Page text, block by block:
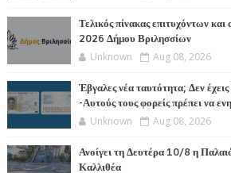
Τελικός πίνακας επιτυχόντων
2026 Δήμου Βριλησσίων
Unknown Aug 08, 2026
Έβγαλες νέα ταυτότητα; Δεν
-Αυτούς τους φορείς πρέπει να
Unknown Aug 08, 2026
Ανοίγει τη Δευτέρα 10/8 η
Καλλιθέα